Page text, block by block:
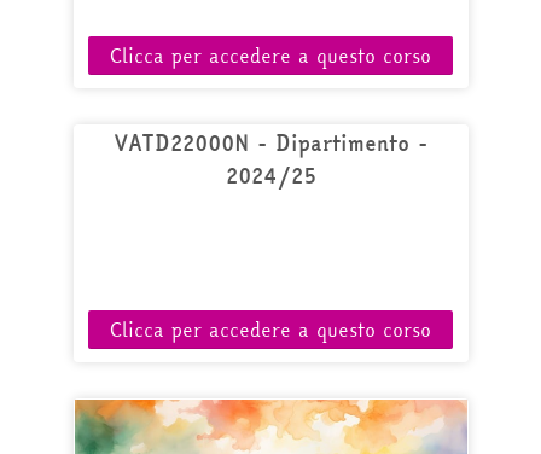
Clicca per accedere a questo corso
VATD22000N - Dipartimento -
2024/25
Clicca per accedere a questo corso